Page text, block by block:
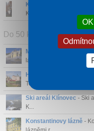
Krásenský vrch u Krásna
Krásenském ...
Do 50 km
Mariánské Lázně
-
lázn...
Hrad a zámek Bečov nad
Teplou ...
Ski areál Klínovec - Ski
K...
Konstantinovy lázně -